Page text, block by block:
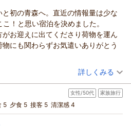
会
（返信日：2026/03/12）
念日を毎年当館でお過ごしくださ
どもスタッフ一同も毎年お迎えで
ます。
越しの際、もし記念日の月でござ
いただけましたら幸いでございま
会
（返信日：2026/03/08）
ドからの返信
ら当ホテルをご利用頂きまして誠
となり、当ホテルへお越しになる
ざるを得ないお客様も大勢いらっ
しても、お越しいただきましたけ
ございません。本当にありがとう
は、ご期待に添えることができず
初の青森へ。直近の情報量は少な
！と思い宿泊を決めました。
お迎えに出てくださり荷物を運ん
にも関わらずお気遣いありがとう
利用させていただきましたが泉質
臭といい、肌にまとわりつく感じ
にいい温泉に入ってるという実感が
ました。この時期、乾燥肌で痒み
日も痒みがなく本当にいい温泉で
（投稿日：2026/03/04）
旅行)
ン】期間限定！「ズワイガニ食べ放題
の金貨＞
和室 朝・夕
人一人あたり/税込)
詳しくみる
女性/50代 家族旅行
5 夕食 5 接客 5 清潔感 4